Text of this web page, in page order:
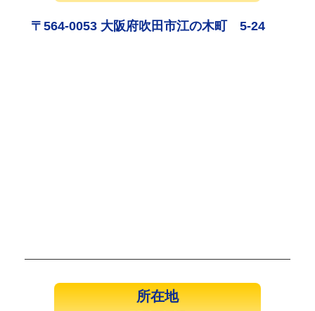
〒564-0053 大阪府吹田市江の木町 5-24
所在地